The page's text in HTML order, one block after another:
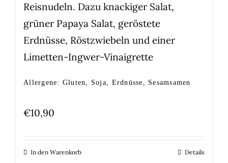
Reisnudeln. Dazu knackiger Salat,
grüner Papaya Salat, geröstete
Erdnüsse, Röstzwiebeln und einer
Limetten-Ingwer-Vinaigrette
Allergene: Gluten, Soja, Erdnüsse, Sesamsamen
€10,90
In den Warenkorb Details